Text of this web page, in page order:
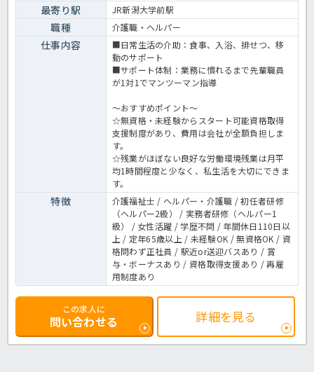
最寄り駅 JR新潟大学前駅
職種 介護職・ヘルパー
仕事内容
■日常生活の介助：食事、入浴、排せつ、移
動のサポート
■サポート体制：業務に慣れるまで先輩職員
が1対1でマンツーマン指導
～おすすめポイント～
☆無資格・未経験からスタート可能資格取得
支援制度があり、費用は会社が全額負担しま
す。
☆残業がほぼない良好な労働環境残業は月平
均1時間程度と少なく、私生活を大切にできま
す。
特徴
介護福祉士 / ヘルパー・介護職 / 初任者研修
（ヘルパー2級） / 実務者研修（ヘルパー1
級） / 女性活躍 / 学歴不問 / 年間休日110日以
上 / 定年65歳以上 / 未経験OK / 無資格OK / 資
格問わず正社員 / 駅近or送迎バスあり / 賞
与・ボーナスあり / 資格取得支援あり / 再雇
用制度あり
この求人に
問い合わせる 詳細を見る